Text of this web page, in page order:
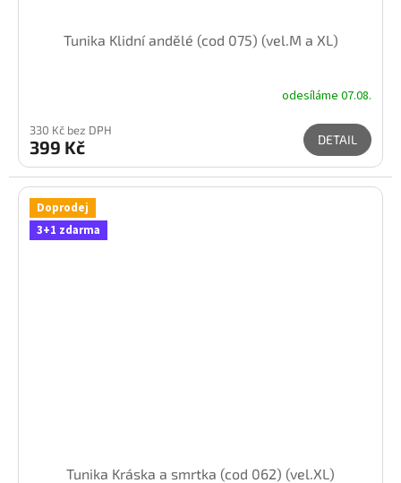
Tunika Klidní andělé (cod 075) (vel.M a XL)
odesíláme 07.08.
330 Kč bez DPH
399 Kč DETAIL
Doprodej
3+1 zdarma
Tunika Kráska a smrtka (cod 062) (vel.XL)